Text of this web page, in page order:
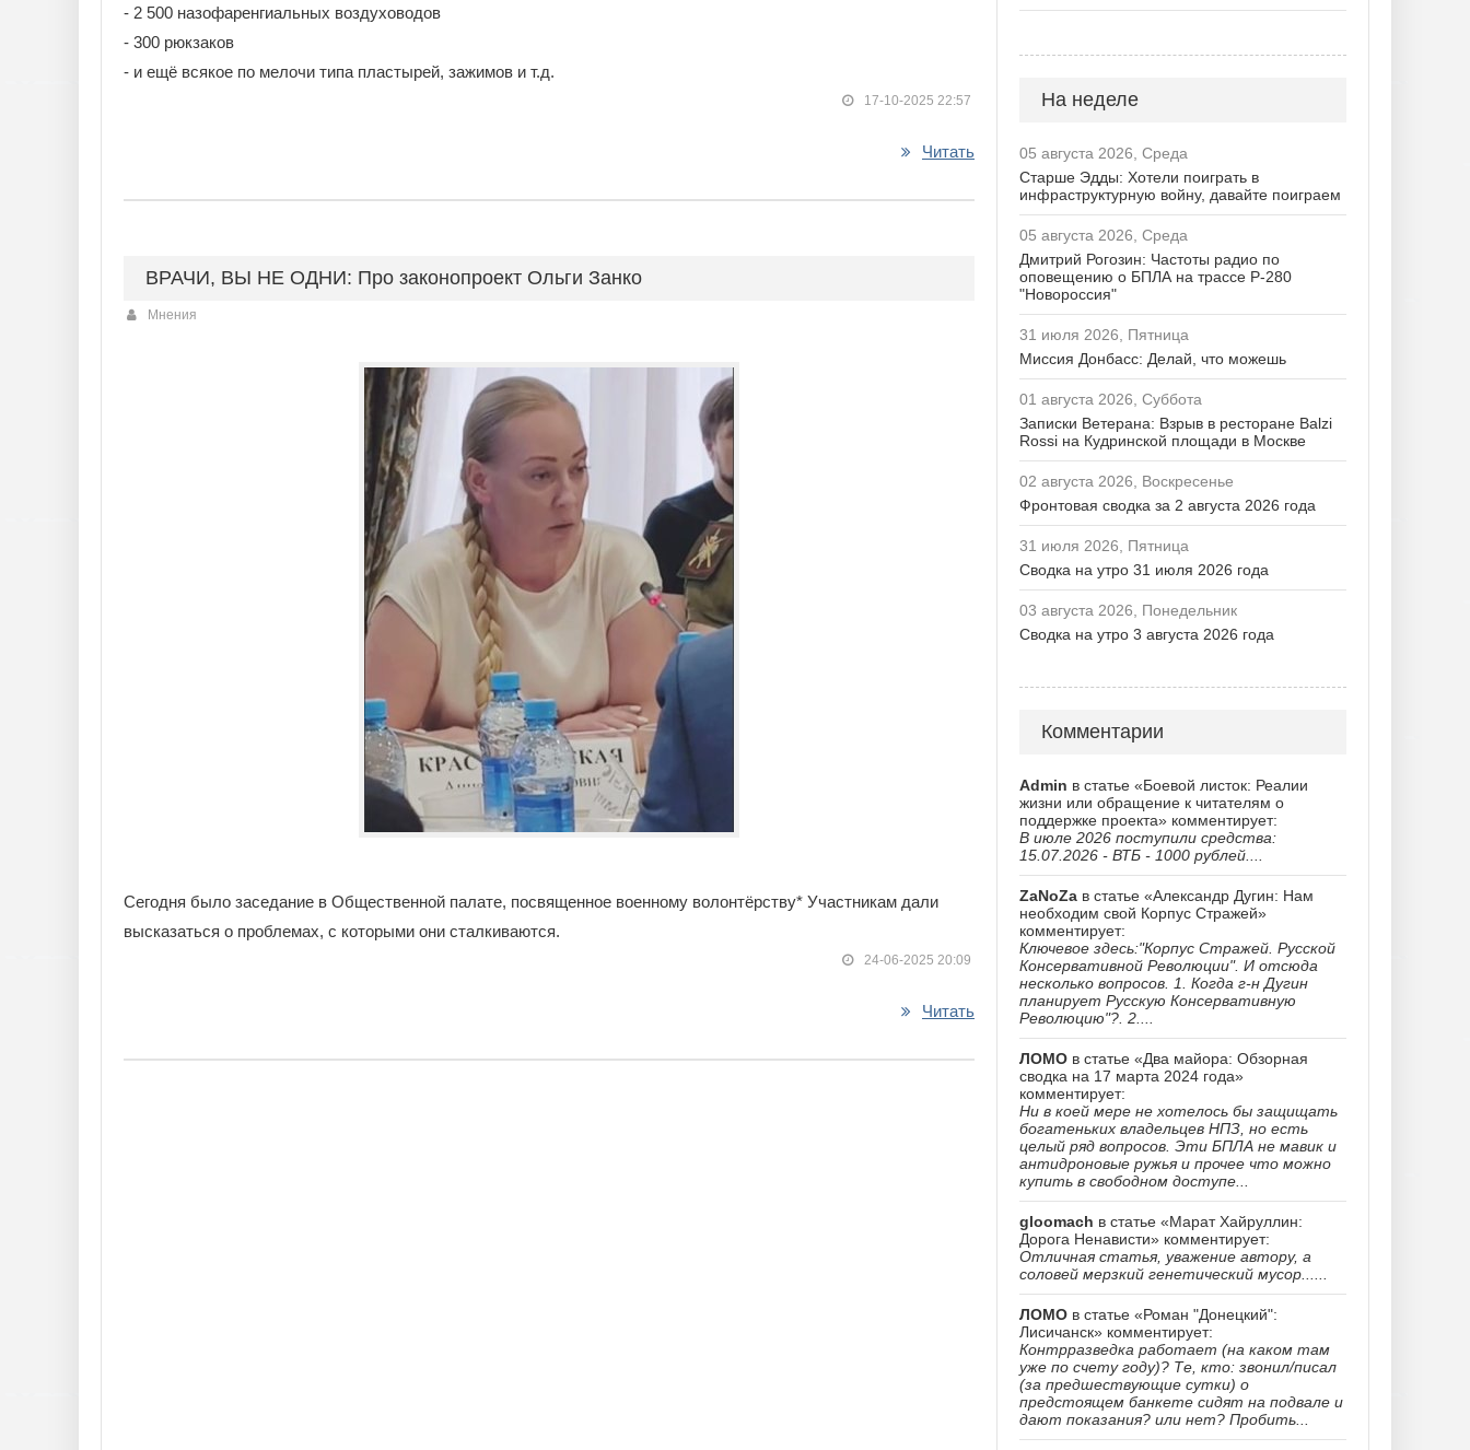
- 2 500 назофаренгиальных воздуховодов
- 300 рюкзаков
- и ещё всякое по мелочи типа пластырей, зажимов и т.д.
17-10-2025 22:57
Читать
ВРАЧИ, ВЫ НЕ ОДНИ: Про законопроект Ольги Занко
Мнения
Сегодня было заседание в Общественной палате, посвященное военному волонтёрству* Участникам дали
высказаться о проблемах, с которыми они сталкиваются.
24-06-2025 20:09
Читать
На неделе
05 августа 2026, Среда
Старше Эдды: Хотели поиграть в
инфраструктурную войну, давайте поиграем
05 августа 2026, Среда
Дмитрий Рогозин: Частоты радио по
оповещению о БПЛА на трассе Р-280
"Новороссия"
31 июля 2026, Пятница
Миссия Донбасс: Делай, что можешь
01 августа 2026, Суббота
Записки Ветерана: Взрыв в ресторане Balzi
Rossi на Кудринской площади в Москве
02 августа 2026, Воскресенье
Фронтовая сводка за 2 августа 2026 года
31 июля 2026, Пятница
Сводка на утро 31 июля 2026 года
03 августа 2026, Понедельник
Сводка на утро 3 августа 2026 года
Комментарии
Admin в статье «Боевой листок: Реалии
жизни или обращение к читателям о
поддержке проекта» комментирует:
В июле 2026 поступили средства:
15.07.2026 - ВТБ - 1000 рублей....
ZaNoZa в статье «Александр Дугин: Нам
необходим свой Корпус Стражей»
комментирует:
Ключевое здесь:"Корпус Стражей. Русской
Консервативной Революции". И отсюда
несколько вопросов. 1. Когда г-н Дугин
планирует Русскую Консервативную
Революцию"?. 2....
ЛОМО в статье «Два майора: Обзорная
сводка на 17 марта 2024 года»
комментирует:
Ни в коей мере не хотелось бы защищать
богатеньких владельцев НПЗ, но есть
целый ряд вопросов. Эти БПЛА не мавик и
антидроновые ружья и прочее что можно
купить в свободном доступе...
gloomach в статье «Марат Хайруллин:
Дорога Ненависти» комментирует:
Отличная статья, уважение автору, а
соловей мерзкий генетический мусор......
ЛОМО в статье «Роман "Донецкий":
Лисичанск» комментирует:
Контрразведка работает (на каком там
уже по счету году)? Те, кто: звонил/писал
(за предшествующие сутки) о
предстоящем банкете сидят на подвале и
дают показания? или нет? Пробить...